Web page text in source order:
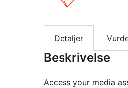
Detaljer
Beskrivelse
Access your media